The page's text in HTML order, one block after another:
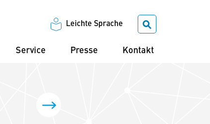
Leichte Sprache
Service Presse Kontakt